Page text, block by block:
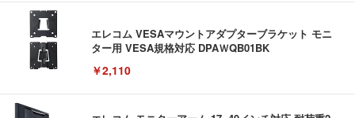
エレコム VESAマウントアダプターブラケット モニ
ター用 VESA規格対応 DPAＷQB01BK
￥2,110